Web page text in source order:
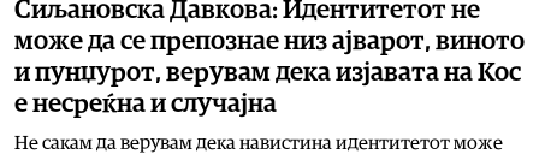
Сиљановска Давкова: Идентитетот не
може да се препознае низ ајварот, виното
и пунџурот, верувам дека изјавата на Кос
е несреќна и случајна
Не сакам да верувам дека навистина идентитетот може